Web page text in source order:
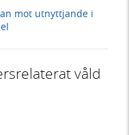
mot utnyttjande i
våld